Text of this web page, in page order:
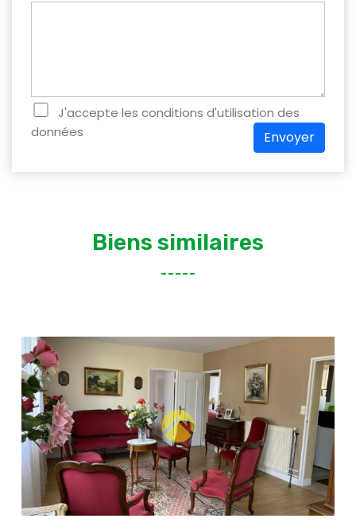
J'accepte les conditions d'utilisation des
données
Envoyer
Biens similaires